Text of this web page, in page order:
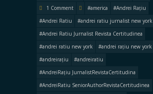
1 Comment
#america
#Andrei Rațiu
#Andrei Ratiu
#andrei ratiu jurnalist new york
#Andrei Ratiu Jurnalist Revista Certitudinea
#andrei ratiu new york
#andrei rațiu new york
#andreirațiu
#andreiratiu
#AndreiRațiu JurnalistRevistaCertitudina
#AndreiRatiu SeniorAuthorRevistaCertitudinea